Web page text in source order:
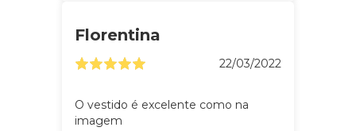
Florentina
22/03/2022
O vestido é excelente como na
imagem